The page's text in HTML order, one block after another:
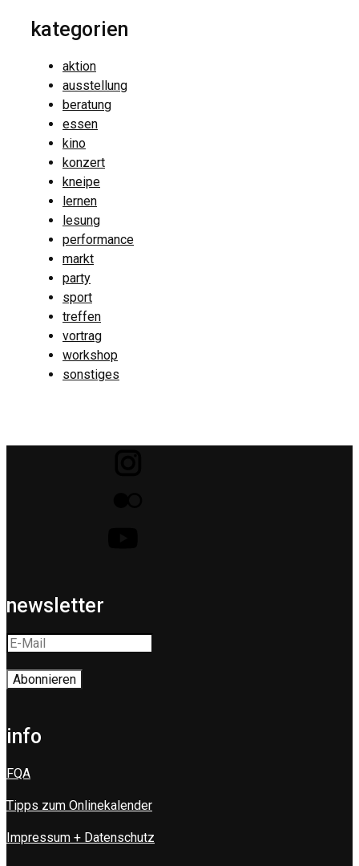
kategorien
aktion
ausstellung
beratung
essen
kino
konzert
kneipe
lernen
lesung
performance
markt
party
sport
treffen
vortrag
workshop
sonstiges
newsletter
info
FQA
Tipps zum Onlinekalender
Impressum + Datenschutz